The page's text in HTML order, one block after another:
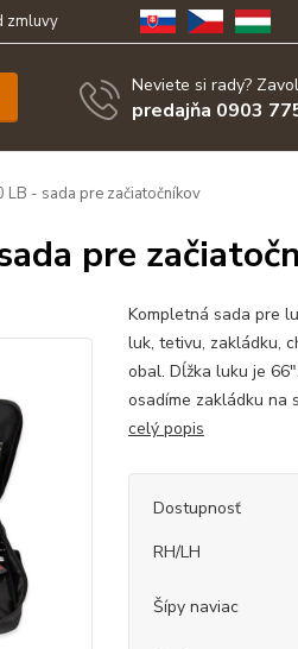
zmluvy
Neviete si rady?
predajňa 0903
LB - sada pre začiatočníkov
pre
Kompletná sada pre
luk, tetivu, zakládku,
obal. Dĺžka luku je
osadíme zakládku na
celý popis
Dostupnosť
RH/LH
Šípy naviac